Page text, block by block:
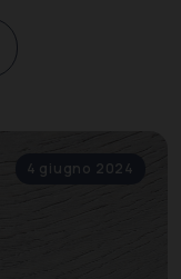
4 giugno 2024